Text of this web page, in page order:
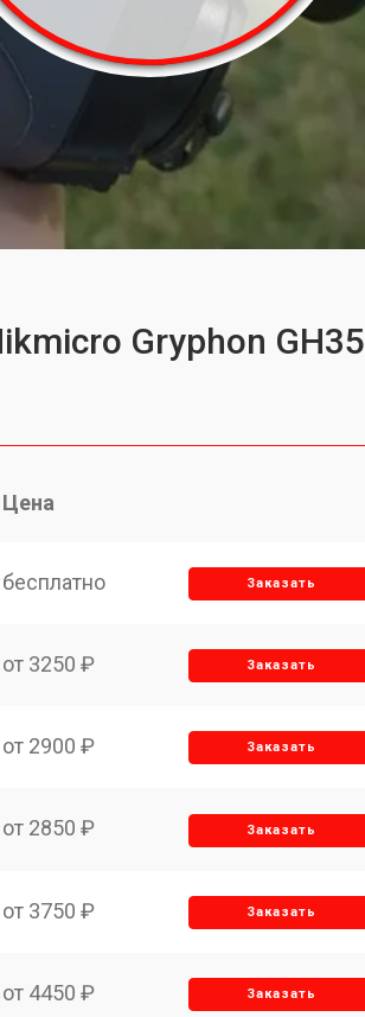
Gryphon GH35
Цена
бесплатно Заказать
от 3250 ₽ Заказать
от 2900 ₽ Заказать
от 2850 ₽ Заказать
от 3750 ₽ Заказать
от 4450 ₽ Заказать